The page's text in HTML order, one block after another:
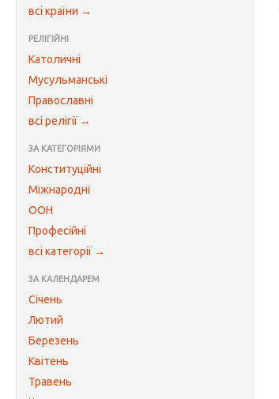
всі країни →
РЕЛІГІЙНІ
Католичні
Мусульманські
Православні
всі релігії →
ЗА КАТЕГОРІЯМИ
Конституційні
Міжнародні
ООН
Професійні
всі категорії →
ЗА КАЛЕНДАРЕМ
Січень
Лютий
Березень
Квітень
Травень